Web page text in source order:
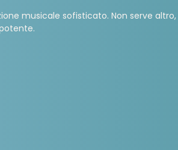
musicale sofisticato. Non serve